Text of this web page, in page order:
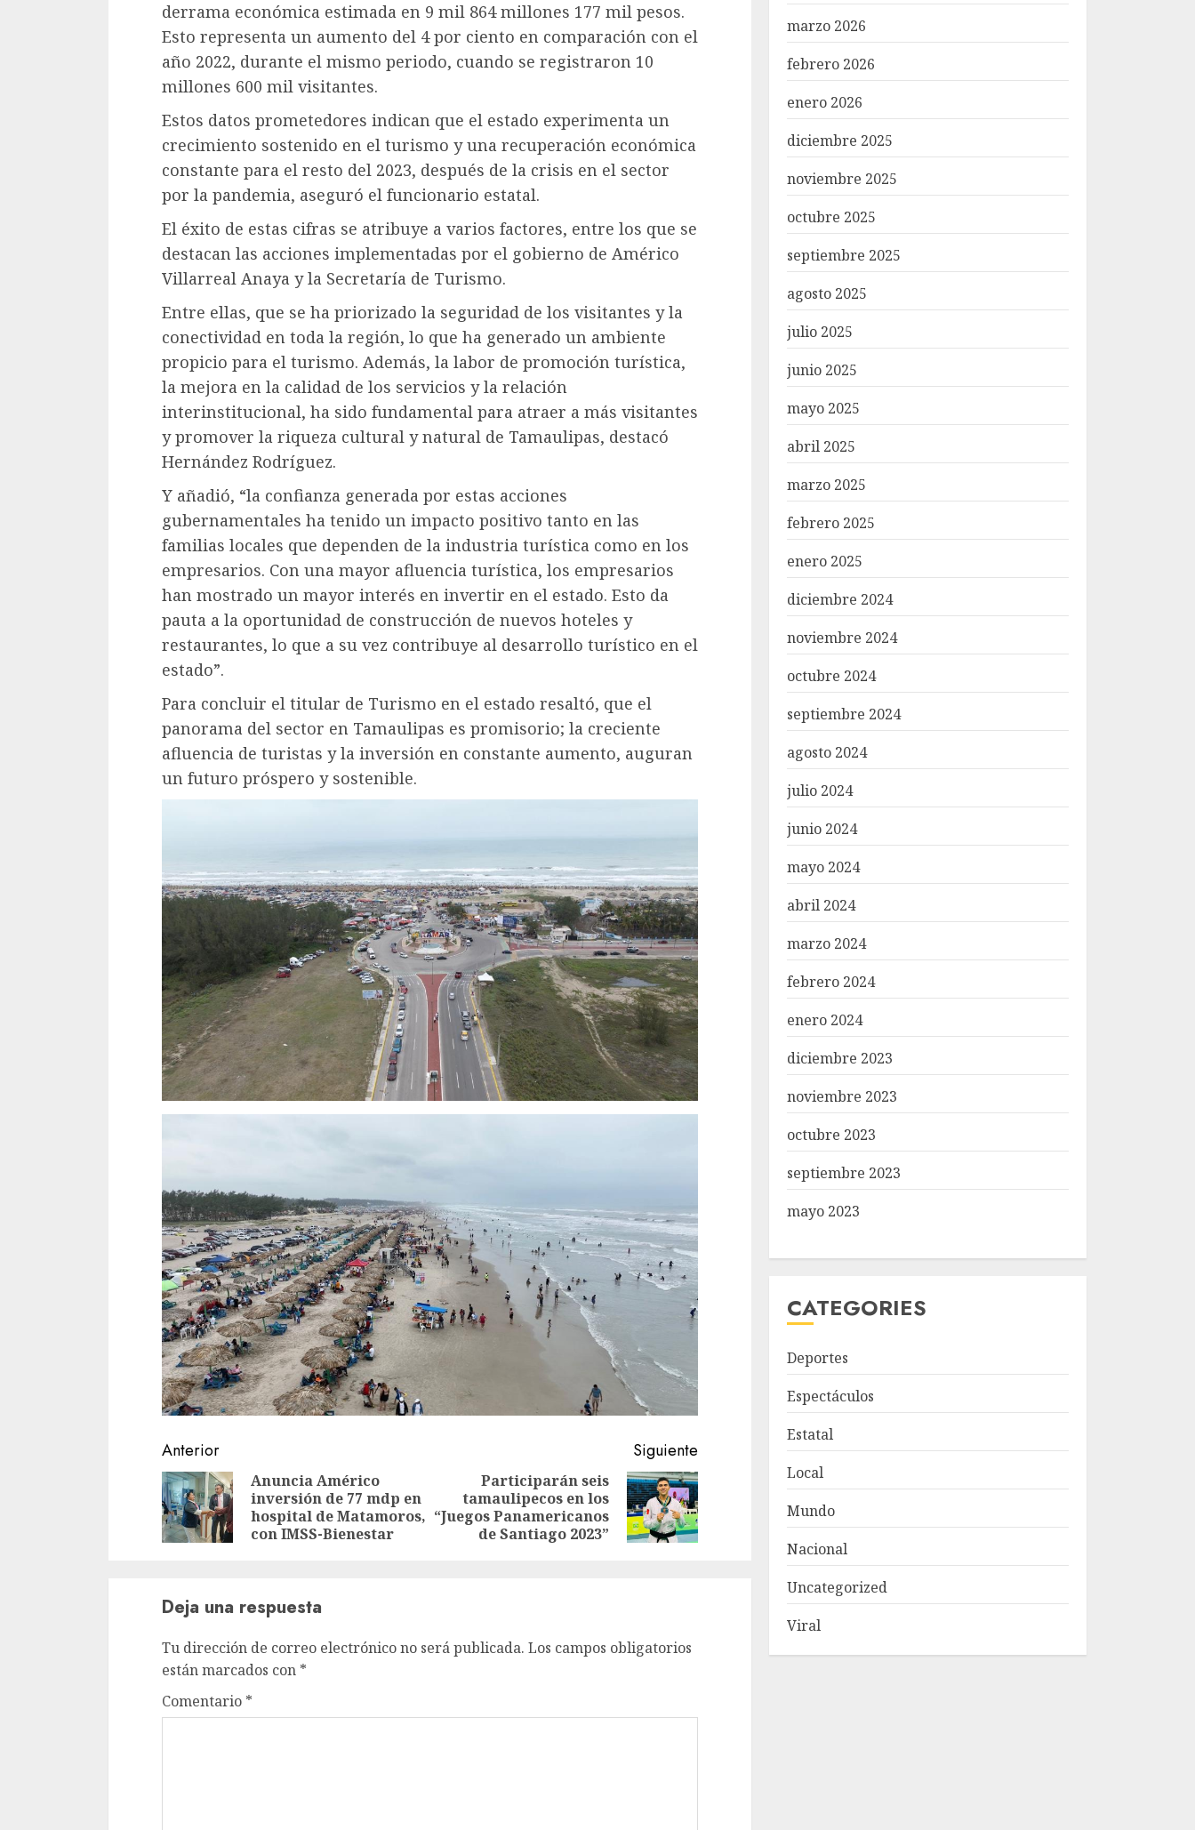
derrama económica estimada en 9 mil 864 millones 177 mil pesos.
Esto representa un aumento del 4 por ciento en comparación con el
año 2022, durante el mismo periodo, cuando se registraron 10
millones 600 mil visitantes.
Estos datos prometedores indican que el estado experimenta un
crecimiento sostenido en el turismo y una recuperación económica
constante para el resto del 2023, después de la crisis en el sector
por la pandemia, aseguró el funcionario estatal.
El éxito de estas cifras se atribuye a varios factores, entre los que se
destacan las acciones implementadas por el gobierno de Américo
Villarreal Anaya y la Secretaría de Turismo.
Entre ellas, que se ha priorizado la seguridad de los visitantes y la
conectividad en toda la región, lo que ha generado un ambiente
propicio para el turismo. Además, la labor de promoción turística,
la mejora en la calidad de los servicios y la relación
interinstitucional, ha sido fundamental para atraer a más visitantes
y promover la riqueza cultural y natural de Tamaulipas, destacó
Hernández Rodríguez.
Y añadió, “la confianza generada por estas acciones
gubernamentales ha tenido un impacto positivo tanto en las
familias locales que dependen de la industria turística como en los
empresarios. Con una mayor afluencia turística, los empresarios
han mostrado un mayor interés en invertir en el estado. Esto da
pauta a la oportunidad de construcción de nuevos hoteles y
restaurantes, lo que a su vez contribuye al desarrollo turístico en el
estado”.
Para concluir el titular de Turismo en el estado resaltó, que el
panorama del sector en Tamaulipas es promisorio; la creciente
afluencia de turistas y la inversión en constante aumento, auguran
un futuro próspero y sostenible.
Sigue
leyendo
Anterior
Entrada
anterior:
Anuncia Américo
inversión de 77 mdp en
hospital de Matamoros,
con IMSS-Bienestar
Siguiente
Siguiente
entrada:
Participarán seis
tamaulipecos en los
“Juegos Panamericanos
de Santiago 2023”
Deja una respuesta
Tu dirección de correo electrónico no será publicada. Los campos obligatorios
están marcados con *
Comentario *
marzo 2026
febrero 2026
enero 2026
diciembre 2025
noviembre 2025
octubre 2025
septiembre 2025
agosto 2025
julio 2025
junio 2025
mayo 2025
abril 2025
marzo 2025
febrero 2025
enero 2025
diciembre 2024
noviembre 2024
octubre 2024
septiembre 2024
agosto 2024
julio 2024
junio 2024
mayo 2024
abril 2024
marzo 2024
febrero 2024
enero 2024
diciembre 2023
noviembre 2023
octubre 2023
septiembre 2023
mayo 2023
CATEGORIES
Deportes
Espectáculos
Estatal
Local
Mundo
Nacional
Uncategorized
Viral